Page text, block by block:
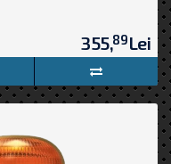
355,89Lei